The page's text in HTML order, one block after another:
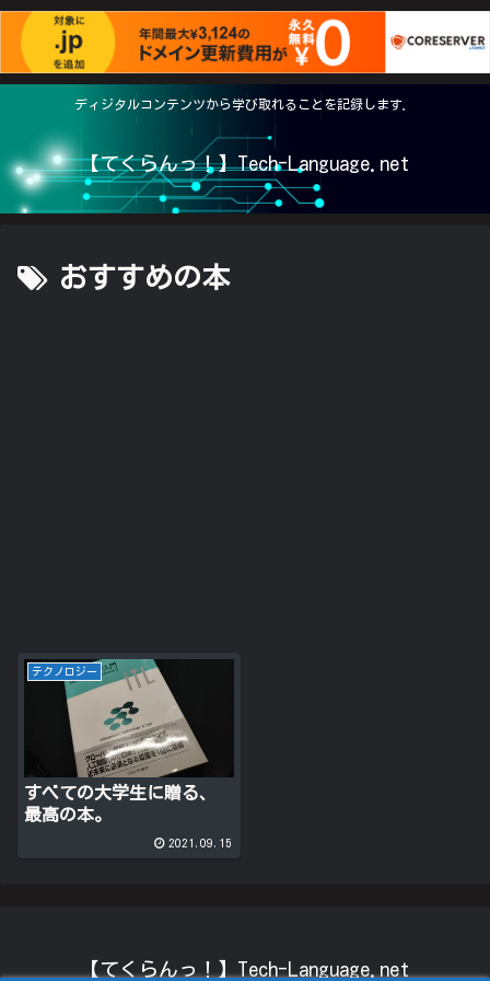
ディジタルコンテンツから学び取れることを記録します．
【てくらんっ！】Tech-Language.net
おすすめの本
テクノロジー
すべての大学生に贈る、
最高の本。
2021.09.15
【てくらんっ！】Tech-Language.net